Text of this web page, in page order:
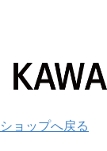
ショップへ戻る